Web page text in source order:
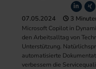
07.05.2024 3
Microsoft Copilot in
den Arbeitsalltag von
Unterstützung.
automatisierte
verbessern die